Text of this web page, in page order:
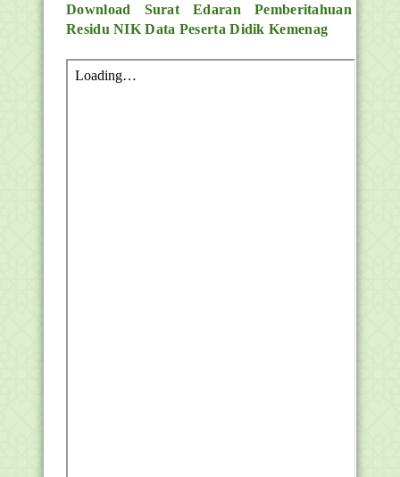
Download Surat EdaranPemberitahuan
Residu NIK Data Peserta Didik Kemenag